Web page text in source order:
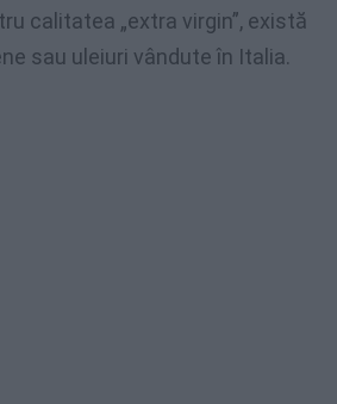
calitatea „extra virgin”, există
sau uleiuri vândute în Italia.